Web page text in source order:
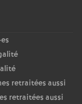
retraitées aussi
retraitées aussi